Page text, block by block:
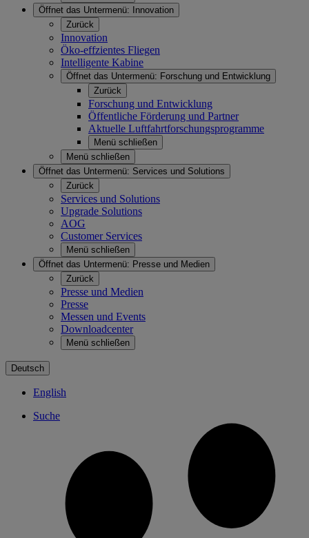
Öffnet das Untermenü:
Innovation
Zurück
Innovation
Öko-effzientes Fliegen
Intelligente Kabine
Öffnet das Untermenü: Forschung und Entwicklung
Zurück
Forschung und Entwicklung
Öffentliche Förderung und Partner
Aktuelle Luftfahrtforschungsprogramme
Menü schließen
Menü schließen
Öffnet das Untermenü: Services und Solutions
Zurück
Services und Solutions
Upgrade Solutions
AOG
Customer Services
Menü schließen
Öffnet das Untermenü: Presse und Medien
Zurück
Presse und Medien
Presse
Messen und Events
Downloadcenter
Menü schließen
Deutsch
English
Suche